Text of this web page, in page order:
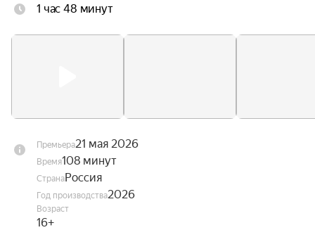
1 час 48 минут
Премьера21 мая 2026
Время108 минут
СтранаРоссия
Год производства2026
Возраст
16+